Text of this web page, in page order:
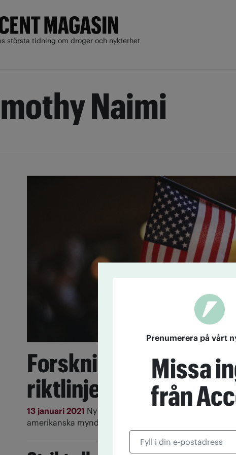
största tidning om droger och nykterhet
Naimi
Forskning ignoreras i
riktlinjer
13 januari 2021 Ny kunskap om risken med alkohol
amerikanska myndigheters rekommendationer.
Prenumerera på vårt
Missa
från